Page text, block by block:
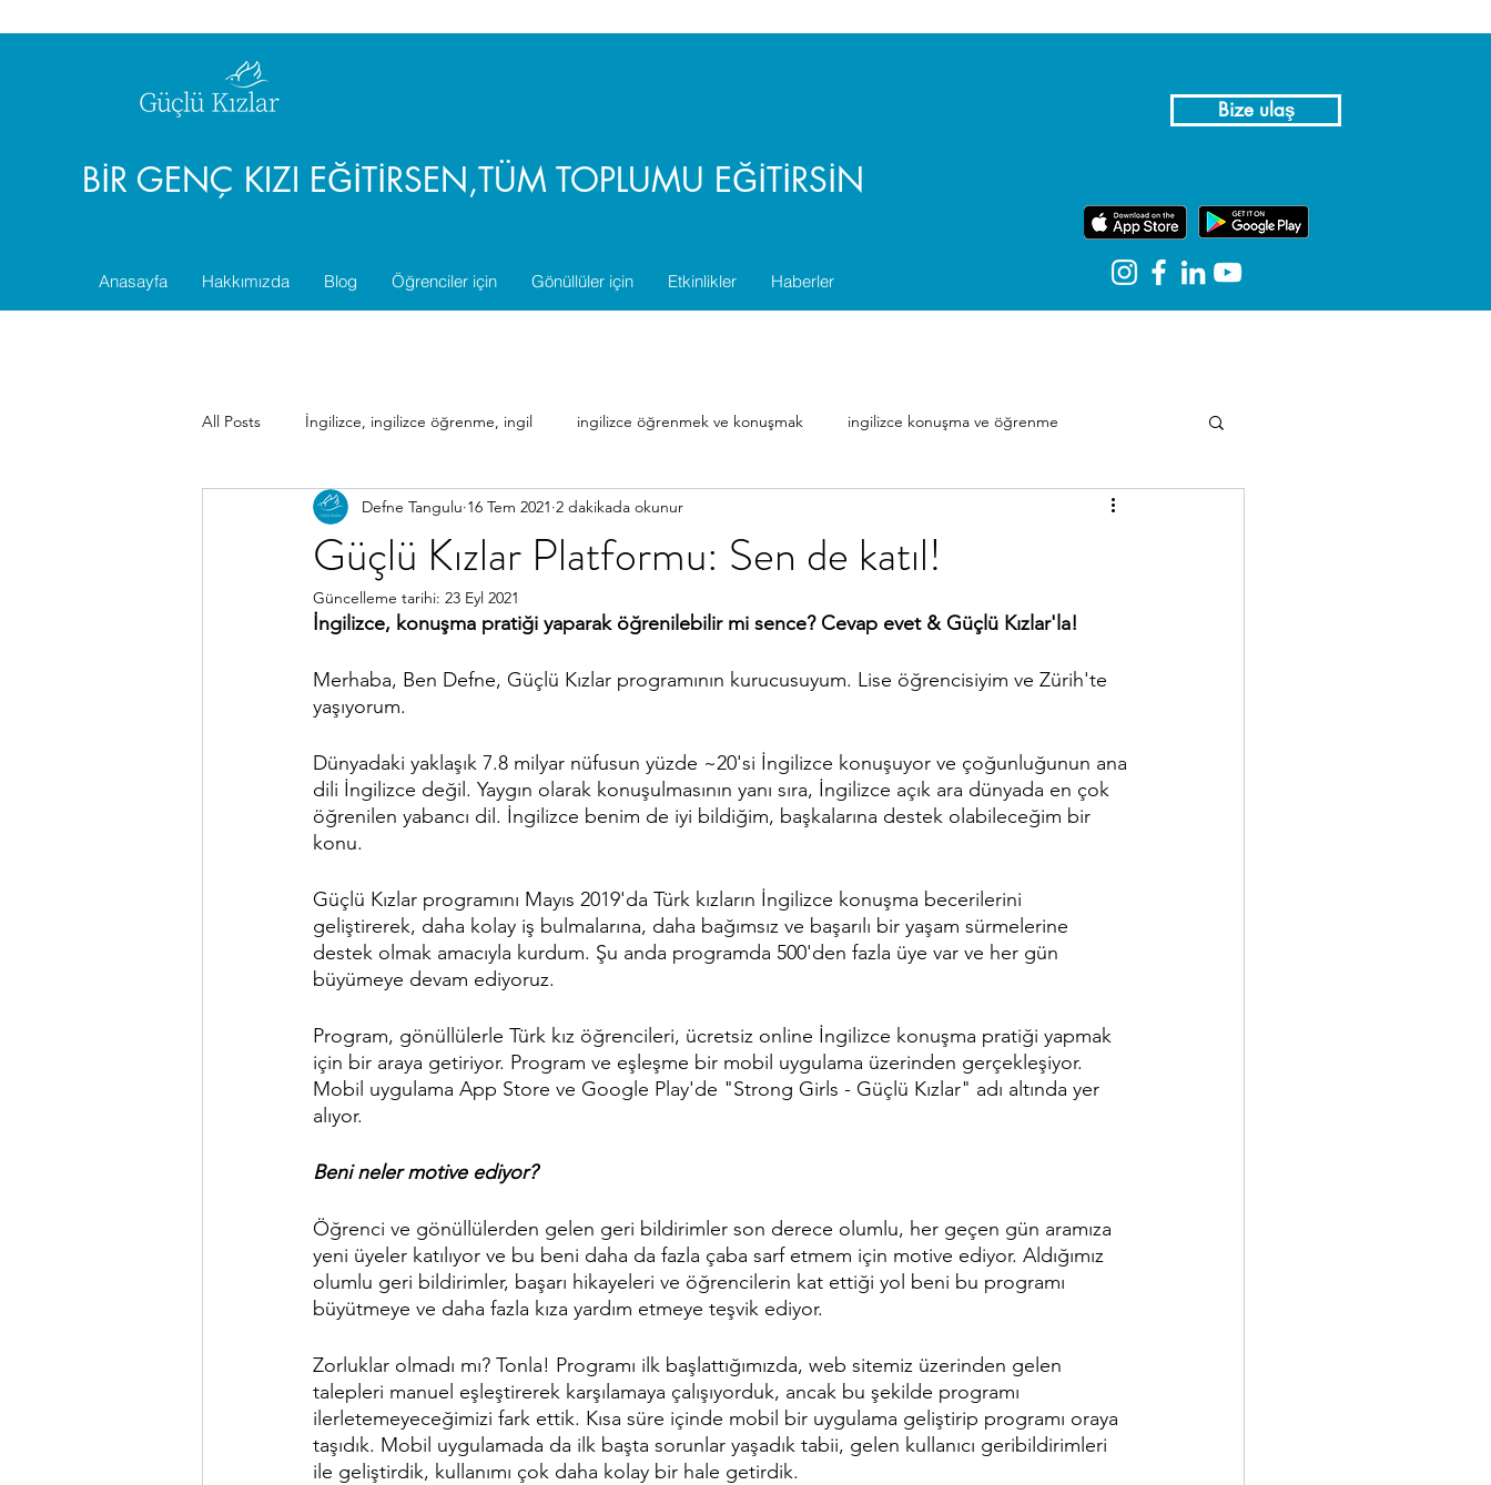
Bize ulaş
Anasayfa Hakkımızda Blog Öğrenciler için Gönüllüler için Etkinlikler Haberler
BİR GENÇ KIZI EĞİTİRSEN,TÜM TOPLUMU EĞİTİRSİN
All Posts İngilizce, ingilizce öğrenme, ingil ingilizce öğrenmek ve konuşmak ingilizce konuşma ve öğrenme
Güçlü Kızlar Platformu: Sen de katıl!
Defne Tangulu 16 Tem 2021 2 dakikada okunur
Güncelleme tarihi: 23 Eyl 2021
İngilizce, konuşma pratiği yaparak öğrenilebilir mi sence? Cevap evet & Güçlü Kızlar'la!
Merhaba, Ben Defne, Güçlü Kızlar programının kurucusuyum. Lise öğrencisiyim ve Zürih'te
yaşıyorum.
Dünyadaki yaklaşık 7.8 milyar nüfusun yüzde ~20'si İngilizce konuşuyor ve çoğunluğunun ana
dili İngilizce değil. Yaygın olarak konuşulmasının yanı sıra, İngilizce açık ara dünyada en çok
öğrenilen yabancı dil. İngilizce benim de iyi bildiğim, başkalarına destek olabileceğim bir
konu.
Güçlü Kızlar programını Mayıs 2019'da Türk kızların İngilizce konuşma becerilerini
geliştirerek, daha kolay iş bulmalarına, daha bağımsız ve başarılı bir yaşam sürmelerine
destek olmak amacıyla kurdum. Şu anda programda 500'den fazla üye var ve her gün
büyümeye devam ediyoruz.
Program, gönüllülerle Türk kız öğrencileri, ücretsiz online İngilizce konuşma pratiği yapmak
için bir araya getiriyor. Program ve eşleşme bir mobil uygulama üzerinden gerçekleşiyor.
Mobil uygulama App Store ve Google Play'de "Strong Girls - Güçlü Kızlar" adı altında yer
alıyor.
Beni neler motive ediyor?
Öğrenci ve gönüllülerden gelen geri bildirimler son derece olumlu, her geçen gün aramıza
yeni üyeler katılıyor ve bu beni daha da fazla çaba sarf etmem için motive ediyor. Aldığımız
olumlu geri bildirimler, başarı hikayeleri ve öğrencilerin kat ettiği yol beni bu programı
büyütmeye ve daha fazla kıza yardım etmeye teşvik ediyor.
Zorluklar olmadı mı? Tonla! Programı ilk başlattığımızda, web sitemiz üzerinden gelen
talepleri manuel eşleştirerek karşılamaya çalışıyorduk, ancak bu şekilde programı
ilerletemeyeceğimizi fark ettik. Kısa süre içinde mobil bir uygulama geliştirip programı oraya
taşıdık. Mobil uygulamada da ilk başta sorunlar yaşadık tabii, gelen kullanıcı geribildirimleri
ile geliştirdik, kullanımı çok daha kolay bir hale getirdik.